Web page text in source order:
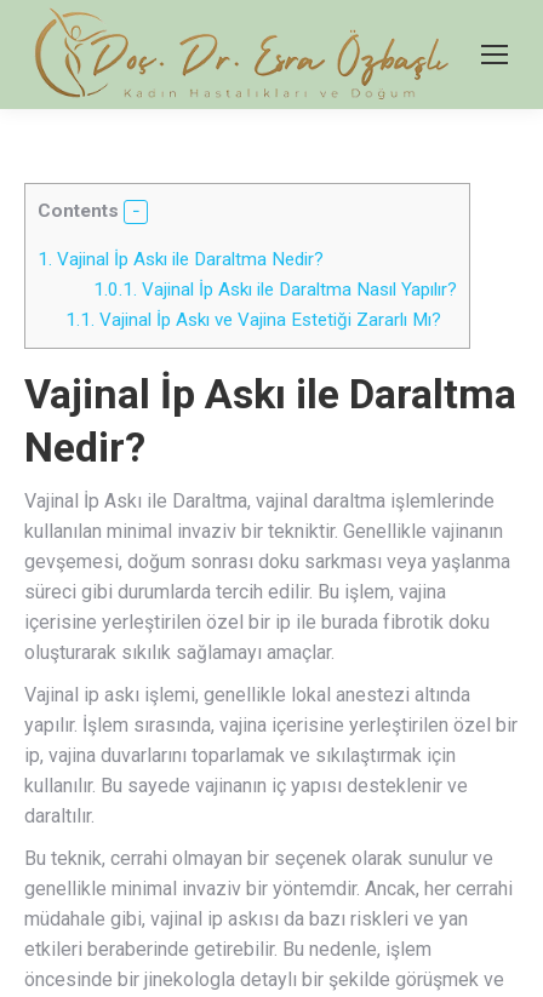
Contents
1. Vajinal İp Askı ile Daraltma Nedir?
1.0.1. Vajinal İp Askı ile Daraltma Nasıl Yapılır?
1.1. Vajinal İp Askı ve Vajina Estetiği Zararlı Mı?
Vajinal İp Askı ile Daraltma
Nedir?
Vajinal İp Askı ile Daraltma, vajinal daraltma işlemlerinde
kullanılan minimal invaziv bir tekniktir. Genellikle vajinanın
gevşemesi, doğum sonrası doku sarkması veya yaşlanma
süreci gibi durumlarda tercih edilir. Bu işlem, vajina
içerisine yerleştirilen özel bir ip ile burada fibrotik doku
oluşturarak sıkılık sağlamayı amaçlar.
Vajinal ip askı işlemi, genellikle lokal anestezi altında
yapılır. İşlem sırasında, vajina içerisine yerleştirilen özel bir
ip, vajina duvarlarını toparlamak ve sıkılaştırmak için
kullanılır. Bu sayede vajinanın iç yapısı desteklenir ve
daraltılır.
Bu teknik, cerrahi olmayan bir seçenek olarak sunulur ve
genellikle minimal invaziv bir yöntemdir. Ancak, her cerrahi
müdahale gibi, vajinal ip askısı da bazı riskleri ve yan
etkileri beraberinde getirebilir. Bu nedenle, işlem
öncesinde bir jinekologla detaylı bir şekilde görüşmek ve